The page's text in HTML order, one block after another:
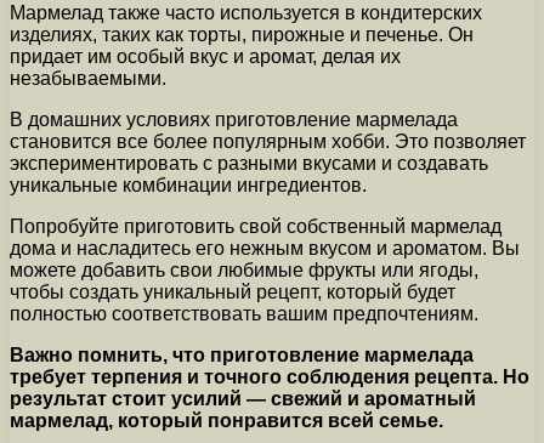
Мармелад также часто используется в кондитерских
изделиях, таких как торты, пирожные и печенье. Он
придает им особый вкус и аромат, делая их
незабываемыми.
В домашних условиях приготовление мармелада
становится все более популярным хобби. Это позволяет
экспериментировать с разными вкусами и создавать
уникальные комбинации ингредиентов.
Попробуйте приготовить свой собственный мармелад
дома и насладитесь его нежным вкусом и ароматом. Вы
можете добавить свои любимые фрукты или ягоды,
чтобы создать уникальный рецепт, который будет
полностью соответствовать вашим предпочтениям.
Важно помнить, что приготовление мармелада
требует терпения и точного соблюдения рецепта. Но
результат стоит усилий — свежий и ароматный
мармелад, который понравится всей семье.